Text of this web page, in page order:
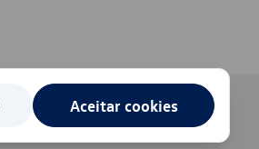
Aceitar cookies